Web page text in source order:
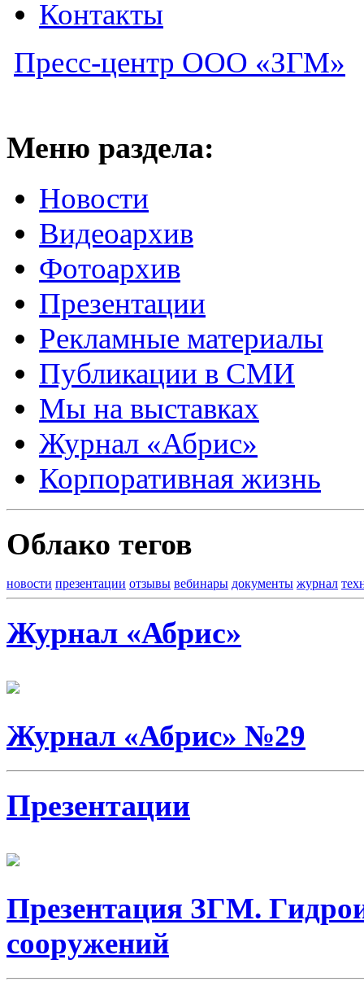
Контакты
Пресс-центр ООО «ЗГМ»
Меню раздела:
Новости
Видеоархив
Фотоархив
Презентации
Рекламные материалы
Публикации в СМИ
Мы на выставках
Журнал «Абрис»
Корпоративная жизнь
Облако тегов
новости презентации отзывы вебинары документы журнал
Журнал «Абрис»
Журнал «Абрис» №29
Презентации
Презентация ЗГМ.
сооружений